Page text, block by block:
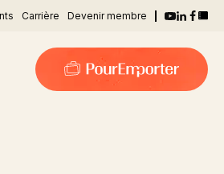
Carrière Devenir membre